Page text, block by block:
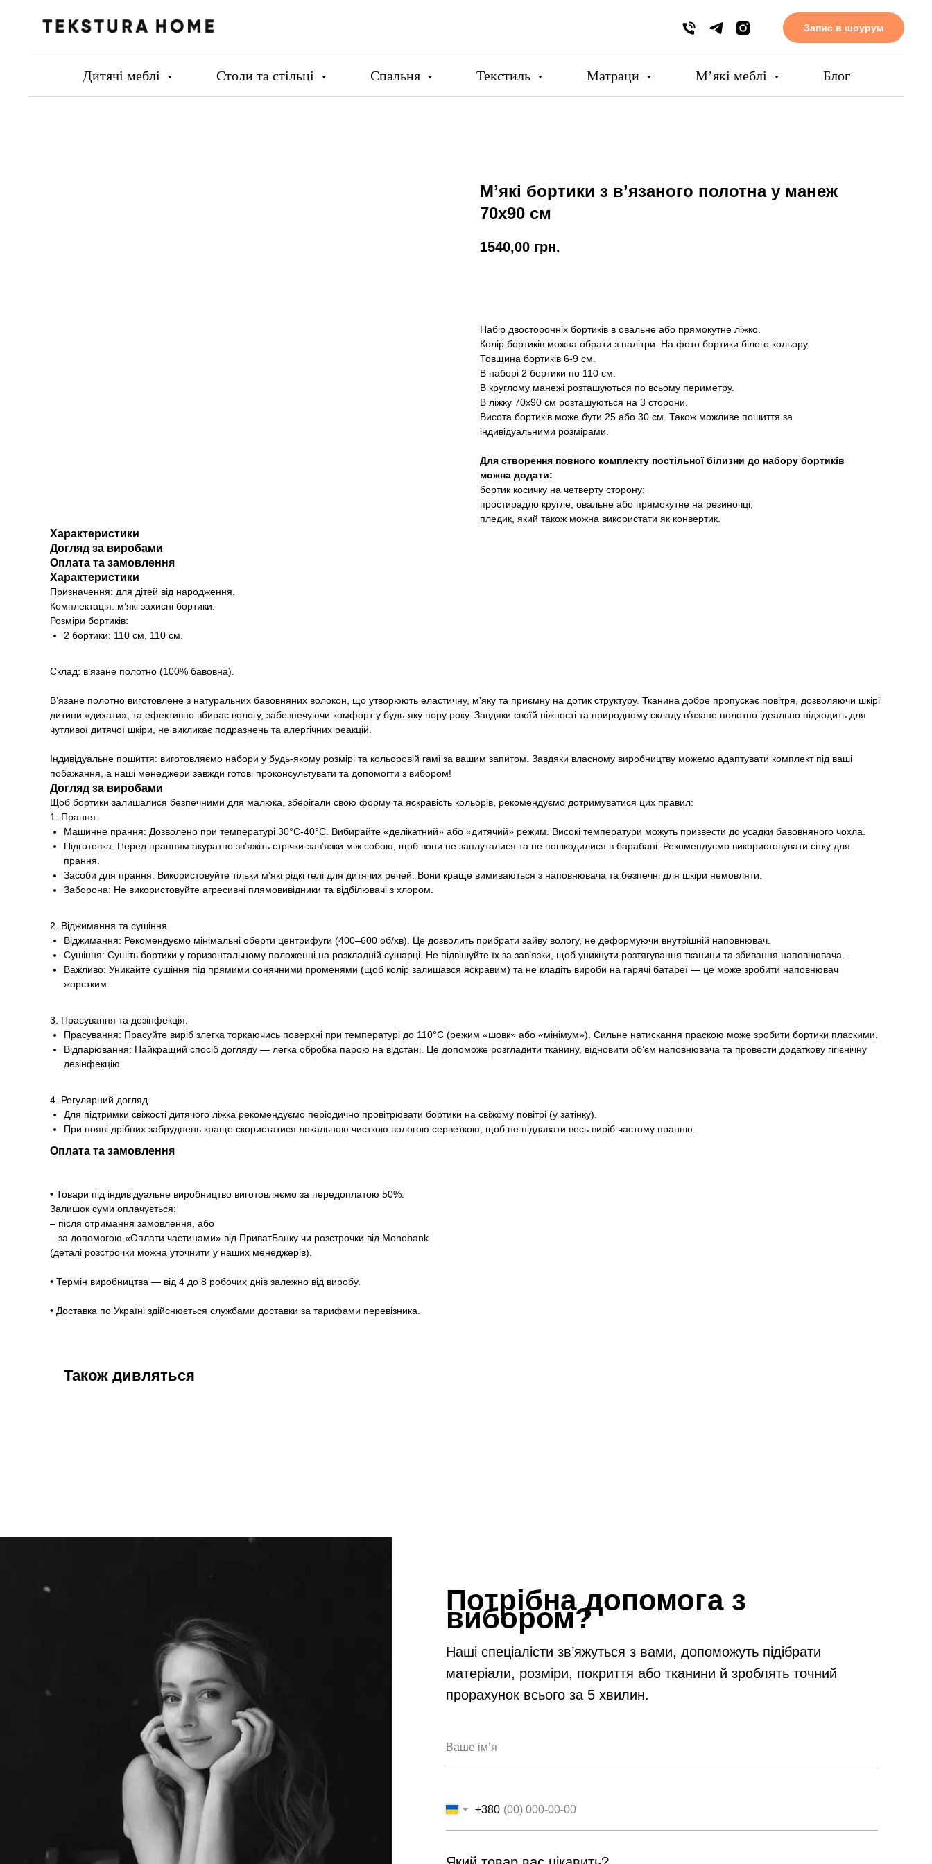
Запис в шоурум
Дитячі меблі Столи та стільці Спальня Текстиль Матраци Мʼякі меблі Блог
Мʼякі бортики з вʼязаного полотна у манеж
70х90 см
1540,00 грн.
Набір двосторонніх бортиків в овальне або прямокутне ліжко.
Колір бортиків можна обрати з палітри. На фото бортики білого кольору.
Товщина бортиків 6-9 см.
В наборі 2 бортики по 110 см.
В круглому манежі розташуються по всьому периметру.
В ліжку 70х90 см розташуються на 3 сторони.
Висота бортиків може бути 25 або 30 см. Також можливе пошиття за
індивідуальними розмірами.
Для створення повного комплекту постільної білизни до набору бортиків
можна додати:
бортик косичку на четверту сторону;
простирадло кругле, овальне або прямокутне на резиночці;
пледик, який також можна використати як конвертик.
Характеристики
Догляд за виробами
Оплата та замовлення
Характеристики
Призначення: для дітей від народження.
Комплектація: м’які захисні бортики.
Розміри бортиків:
2 бортики: 110 см, 110 см.
Склад: в’язане полотно (100% бавовна).
В’язане полотно виготовлене з натуральних бавовняних волокон, що утворюють еластичну, м’яку та приємну на дотик структуру. Тканина добре пропускає повітря, дозволяючи шкірі
дитини «дихати», та ефективно вбирає вологу, забезпечуючи комфорт у будь-яку пору року. Завдяки своїй ніжності та природному складу в’язане полотно ідеально підходить для
чутливої дитячої шкіри, не викликає подразнень та алергічних реакцій.
Індивідуальне пошиття: виготовляємо набори у будь-якому розмірі та кольоровій гамі за вашим запитом. Завдяки власному виробництву можемо адаптувати комплект під ваші
побажання, а наші менеджери завжди готові проконсультувати та допомогти з вибором!
Догляд за виробами
Щоб бортики залишалися безпечними для малюка, зберігали свою форму та яскравість кольорів, рекомендуємо дотримуватися цих правил:
1. Прання.
Машинне прання: Дозволено при температурі 30°С-40°С. Вибирайте «делікатний» або «дитячий» режим. Високі температури можуть призвести до усадки бавовняного чохла.
Підготовка: Перед пранням акуратно зв’яжіть стрічки-зав’язки між собою, щоб вони не заплуталися та не пошкодилися в барабані. Рекомендуємо використовувати сітку для
прання.
Засоби для прання: Використовуйте тільки м’які рідкі гелі для дитячих речей. Вони краще вимиваються з наповнювача та безпечні для шкіри немовляти.
Заборона: Не використовуйте агресивні плямовивідники та відбілювачі з хлором.
2. Віджимання та сушіння.
Віджимання: Рекомендуємо мінімальні оберти центрифуги (400–600 об/хв). Це дозволить прибрати зайву вологу, не деформуючи внутрішній наповнювач.
Сушіння: Сушіть бортики у горизонтальному положенні на розкладній сушарці. Не підвішуйте їх за зав’язки, щоб уникнути розтягування тканини та збивання наповнювача.
Важливо: Уникайте сушіння під прямими сонячними променями (щоб колір залишався яскравим) та не кладіть вироби на гарячі батареї — це може зробити наповнювач
жорстким.
3. Прасування та дезінфекція.
Прасування: Прасуйте виріб злегка торкаючись поверхні при температурі до 110°С (режим «шовк» або «мінімум»). Сильне натискання праскою може зробити бортики пласкими.
Відпарювання: Найкращий спосіб догляду — легка обробка парою на відстані. Це допоможе розгладити тканину, відновити об’єм наповнювача та провести додаткову гігієнічну
дезінфекцію.
4. Регулярний догляд.
Для підтримки свіжості дитячого ліжка рекомендуємо періодично провітрювати бортики на свіжому повітрі (у затінку).
При появі дрібних забруднень краще скористатися локальною чисткою вологою серветкою, щоб не піддавати весь виріб частому пранню.
Оплата та замовлення
• Товари під індивідуальне виробництво виготовляємо за передоплатою 50%.
Залишок суми оплачується:
– після отримання замовлення, або
– за допомогою «Оплати частинами» від ПриватБанку чи розстрочки від Monobank
(деталі розстрочки можна уточнити у наших менеджерів).
• Термін виробництва — від 4 до 8 робочих днів залежно від виробу.
• Доставка по Україні здійснюється службами доставки за тарифами перевізника.
Також дивляться
Потрібна допомога з
вибором?
Наші спеціалісти зв’яжуться з вами, допоможуть підібрати
матеріали, розміри, покриття або тканини й зроблять точний
прорахунок всього за 5 хвилин.
+380